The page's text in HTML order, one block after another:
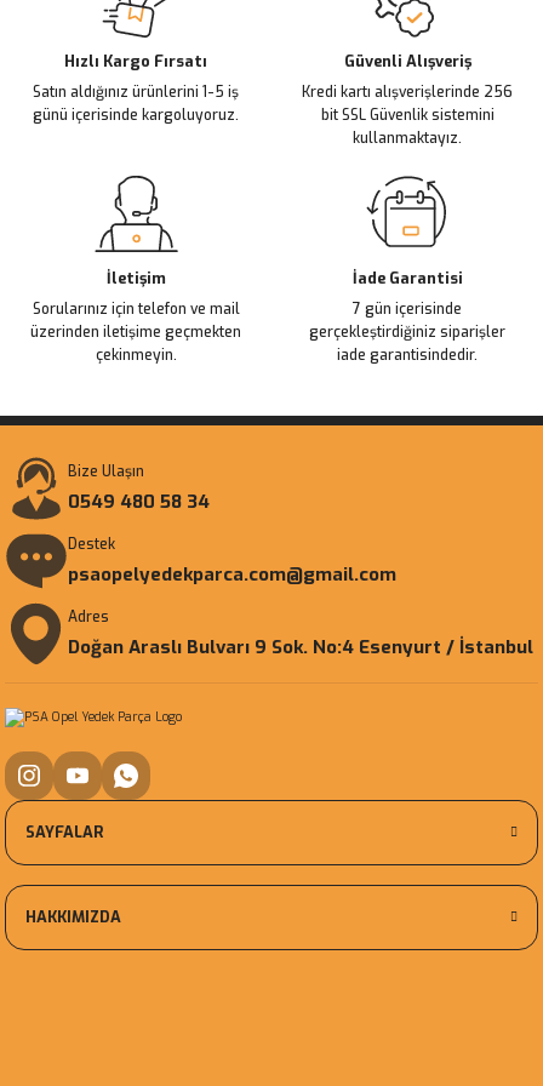
Ürün bilgilerinde hatalar bulunuyor.
Ürün fiyatı diğer sitelerden daha pahalı.
Bu ürüne benzer farklı alternatifler olmalı.
Hızlı Kargo Fırsatı
Satın aldığınız ürünlerini 1-5 iş
günü içerisinde kargoluyoruz.
Güvenli Alışveriş
Kredi kartı alışverişlerinde 256
bit SSL Güvenlik sistemini
kullanmaktayız.
İletişim
Sorularınız için telefon ve mail
üzerinden iletişime geçmekten
çekinmeyin.
İade Garantisi
7 gün içerisinde
gerçekleştirdiğiniz siparişler
iade garantisindedir.
Bize Ulaşın
0549 480 58 34
Destek
psaopelyedekparca.com@gmail.com
Adres
Doğan Araslı Bulvarı 9 Sok. No:4 Esenyurt / İstanbul
SAYFALAR
HAKKIMIZDA